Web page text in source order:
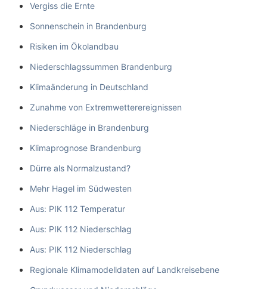
Vergiss die Ernte
Sonnenschein in Brandenburg
Risiken im Ökolandbau
Niederschlagssummen Brandenburg
Klimaänderung in Deutschland
Zunahme von Extremwetterereignissen
Niederschläge in Brandenburg
Klimaprognose Brandenburg
Dürre als Normalzustand?
Mehr Hagel im Südwesten
Aus: PIK 112 Temperatur
Aus: PIK 112 Niederschlag
Aus: PIK 112 Niederschlag
Regionale Klimamodelldaten auf Landkreisebene